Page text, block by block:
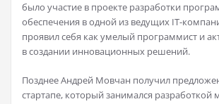
было участие в проекте разработки
обеспечения в одной из ведущих IT-
проявил себя как умелый программист и
в создании инновационных решений.
Позднее Андрей Мовчан получил
стартапе, который занимался